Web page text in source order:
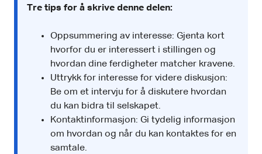
Tre tips for å skrive denne delen:
Oppsummering av interesse: Gjenta kort
hvorfor du er interessert i stillingen og
hvordan dine ferdigheter matcher kravene.
Uttrykk for interesse for videre diskusjon:
Be om et intervju for å diskutere hvordan
du kan bidra til selskapet.
Kontaktinformasjon: Gi tydelig informasjon
om hvordan og når du kan kontaktes for en
samtale.